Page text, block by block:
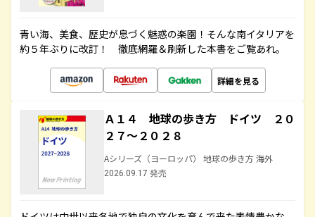
青い海、美食、歴史が息づく魅惑の楽園！そんな南イタリアを
約５年ぶりに改訂！ 徹底網羅＆刷新した本書をご覧あれ。
詳細を見る
Ａ１４ 地球の歩き方 ドイツ ２０
２７～２０２８
Aシリーズ（ヨーロッパ） 地球の歩き方 海外
2026.09.17 発売